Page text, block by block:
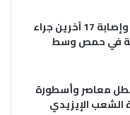
مقتل 3 أشخاص وإصابة 17 آخرين جراء
في حمص وسط
معاصر وأسطورة
الإيزيدي